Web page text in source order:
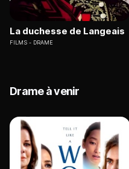
La duchesse de Langeais
FILMS DRAME
Drame à venir